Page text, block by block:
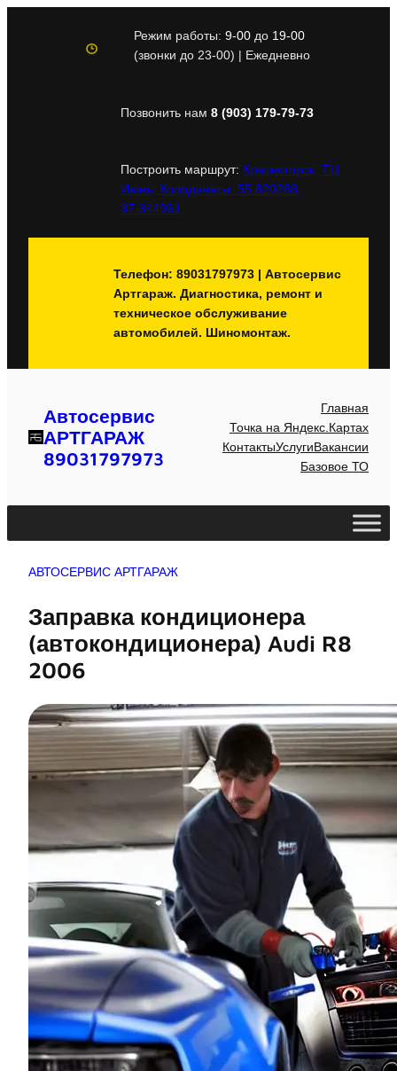
содержимому
Режим работы: 9-00до 19-00
(звонки до 23-00) | Ежедневно
Позвонить нам 8 (903) 179-79-73
Построить маршрут: Красногорск, ТЦ
Июнь, Координаты: 55.820288,
37.344961
Телефон: 89031797973 | Автосервис
Артгараж. Диагностика, ремонт и
техническое обслуживание
автомобилей. Шиномонтаж.
Автосервис
АРТГАРАЖ
89031797973
Главная
Точка на Яндекс.Картах
КонтактыУслугиВакансии
Базовое ТО
АВТОСЕРВИС АРТГАРАЖ
Заправка кондиционера
(автокондиционера) Audi R8
2006